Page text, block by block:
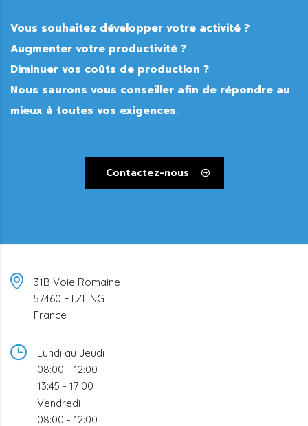
Vous souhaitez développer votre activité ?
Augmenter votre productivité ?
Diminuer vos coûts de production ?
Nous saurons vous conseiller afin de répondre au
mieux à toutes vos exigences.
Contactez-nous
31B Voie Romaine
57460 ETZLING
France
Lundi au Jeudi
08:00 - 12:00
13:45 - 17:00
Vendredi
08:00 - 12:00